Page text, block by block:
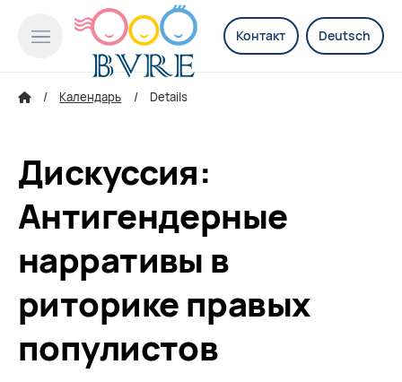
Контакт Deutsch
Календарь Details
Дискуссия:
Антигендерные
нарративы в
риторике правых
популистов